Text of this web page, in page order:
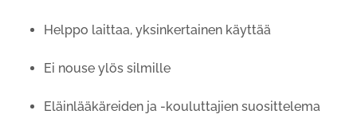
Helppo laittaa, yksinkertainen käyttää
Ei nouse ylös silmille
Eläinlääkäreiden ja -kouluttajien suosittelema